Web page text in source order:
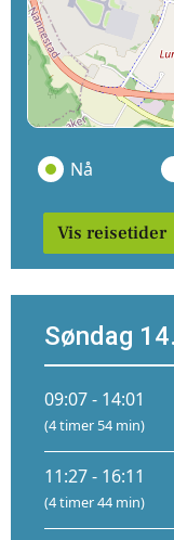
Nå
Vis reisetider
Søndag
09:07 - 14:01
(4 timer 54 min)
11:27 - 16:11
(4 timer 44 min)